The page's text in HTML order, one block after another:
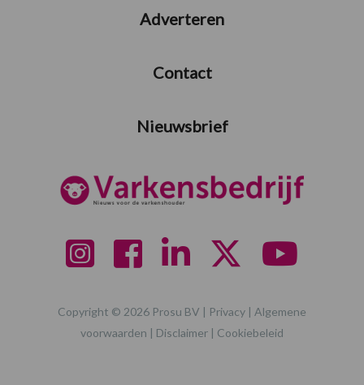
Adverteren
Contact
Nieuwsbrief
Copyright © 2026 Prosu BV | Privacy | Algemene
voorwaarden | Disclaimer | Cookiebeleid